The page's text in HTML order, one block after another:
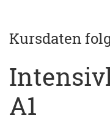
Kursdaten
A1